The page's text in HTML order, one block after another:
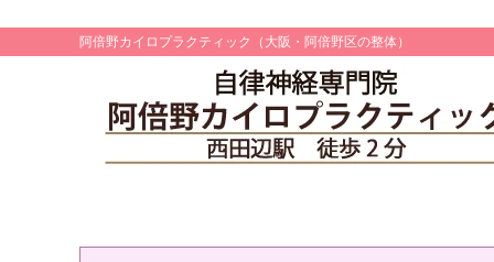
阿倍野カイロプラクティック（大阪・阿倍野区の整体）